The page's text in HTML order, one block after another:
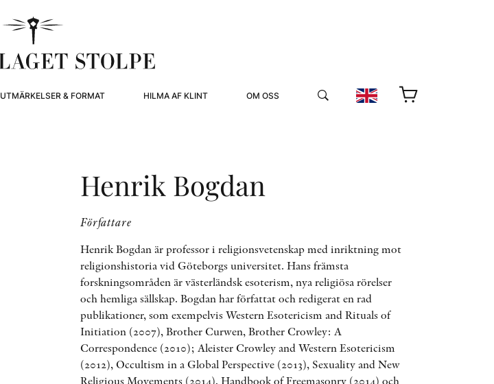
UTMÄRKELSER & FORMAT HILMA AF KLINT OM OSS
Henrik Bogdan
Författare
Henrik Bogdan är professor i religionsvetenskap med inriktning mot
religionshistoria vid Göteborgs universitet. Hans främsta
forskningsområden är västerländsk esoterism, nya religiösa rörelser
och hemliga sällskap. Bogdan har författat och redigerat en rad
publikationer, som exempelvis Western Esotericism and Rituals of
Initiation (2007), Brother Curwen, Brother Crowley: A
Correspondence (2010); Aleister Crowley and Western Esotericism
(2012), Occultism in a Global Perspective (2013), Sexuality and New
Religious Movements (2014), Handbook of Freemasonry (2014) och